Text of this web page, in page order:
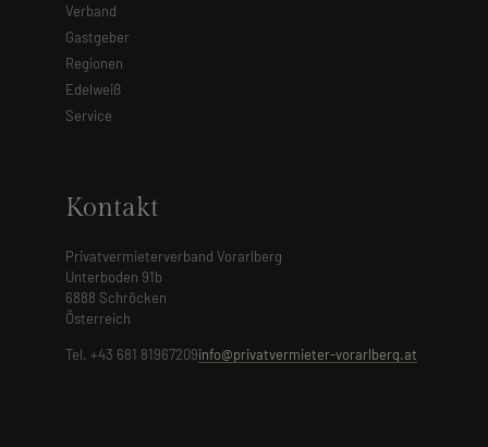
Verband
Gastgeber
Regionen
Edelweiß
Service
Kontakt
Privatvermieterverband Vorarlberg
Unterboden 91b
6888 Schröcken
Österreich
Tel. +43 681 81967209info@privatvermieter-vorarlberg.at